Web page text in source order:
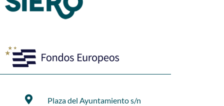
Plaza del Ayuntamiento s/n